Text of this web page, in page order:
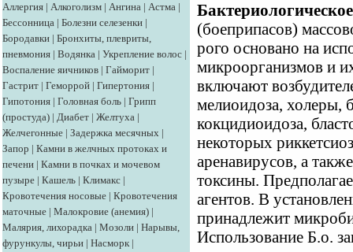
Аллергия | Алкоголизм | Ангина | Астма |
Бессонница | Болезни селезенки |
Бородавки | Бронхиты, плевриты,
пневмония | Водянка | Укрепление волос |
Воспаление яичников | Гайморит |
Гастрит | Геморрой | Гипертония |
Гипотония | Головная боль | Грипп
(простуда) | Диабет | Желтуха |
Желчегонные | Задержка месячных |
Запор | Камни в желчных протоках и
печени | Камни в почках и мочевом
пузыре | Кашель | Климакс |
Кровотечения носовые | Кровотечения
маточные | Малокровие (анемия) |
Малярия, лихорадка | Мозоли | Нарывы,
фурункулы, чирьи | Насморк |
(боеприпасов)
рого основано на
микроорганизмов и
включают
мелиоидоза, холеры,
кокцидиоидоза,
некоторых
аренавирусов, а
токсины.
агентов. В
принадлежит
Использование Б.о.